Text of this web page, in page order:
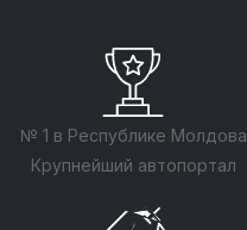
№ 1 в Республике Молдова
Крупнейший автопортал